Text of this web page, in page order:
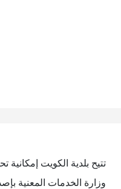
تتيح بلدية الكويت
وزارة الخدمات المعنية